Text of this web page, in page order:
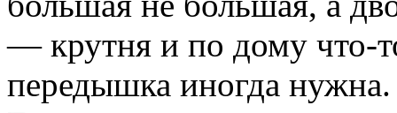
— крутня и по дому что-
передышка иногда